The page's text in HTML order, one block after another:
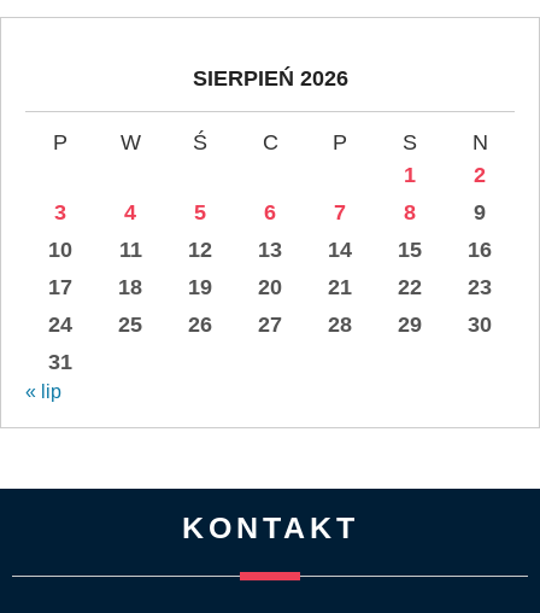
SIERPIEŃ 2026
P W Ś C P S
N
1
2
3
4 5 6 7 8
9
10
11 12 13 14 15
16
17
18 19 20 21 22
23
24
25 26 27 28 29
30
31
« lip
KONTAKT